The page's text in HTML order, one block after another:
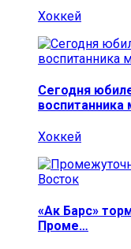
Хоккей
Сегодня
воспитанника
Хоккей
«Ак Барс»
Проме…